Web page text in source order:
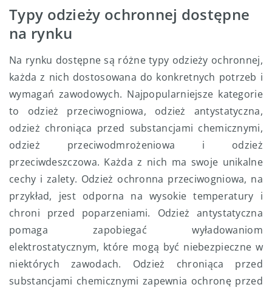
Typy odzieży ochronnej dostępne
na rynku
Na rynku dostępne są różne typy odzieży ochronnej,
każda z nich dostosowana do konkretnych potrzeb i
wymagań zawodowych. Najpopularniejsze kategorie
to odzież przeciwogniowa, odzież antystatyczna,
odzież chroniąca przed substancjami chemicznymi,
odzież przeciwodmrożeniowa i odzież
przeciwdeszczowa. Każda z nich ma swoje unikalne
cechy i zalety. Odzież ochronna przeciwogniowa, na
przykład, jest odporna na wysokie temperatury i
chroni przed poparzeniami. Odzież antystatyczna
pomaga zapobiegać wyładowaniom
elektrostatycznym, które mogą być niebezpieczne w
niektórych zawodach. Odzież chroniąca przed
substancjami chemicznymi zapewnia ochronę przed